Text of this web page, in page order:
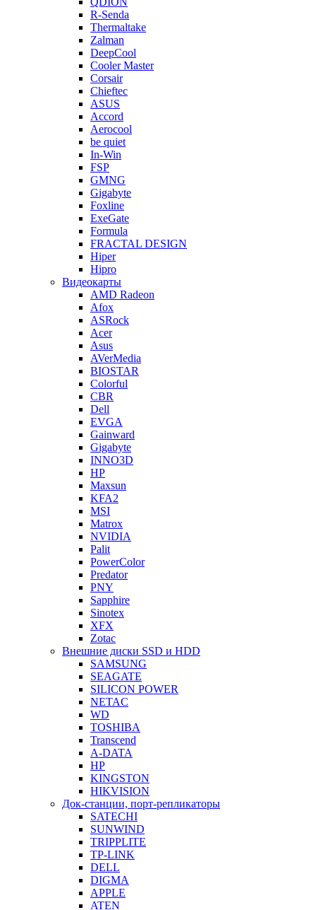
R-Senda
Thermaltake
Zalman
DeepCool
Cooler Master
Corsair
Chieftec
ASUS
Accord
Aerocool
be quiet
In-Win
FSP
GMNG
Gigabyte
Foxline
ExeGate
Formula
FRACTAL DESIGN
Hiper
Hipro
Видеокарты
AMD Radeon
Afox
ASRock
Acer
Asus
AVerMedia
BIOSTAR
Colorful
CBR
Dell
EVGA
Gainward
Gigabyte
INNO3D
HP
Maxsun
KFA2
MSI
Matrox
NVIDIA
Palit
PowerColor
Predator
PNY
Sapphire
Sinotex
XFX
Zotac
Внешние диски SSD и HDD
SAMSUNG
SEAGATE
SILICON POWER
NETAC
WD
TOSHIBA
Transcend
A-DATA
HP
KINGSTON
HIKVISION
Док-станции, порт-репликаторы
SATECHI
SUNWIND
TRIPPLITE
TP-LINK
DELL
DIGMA
APPLE
ATEN